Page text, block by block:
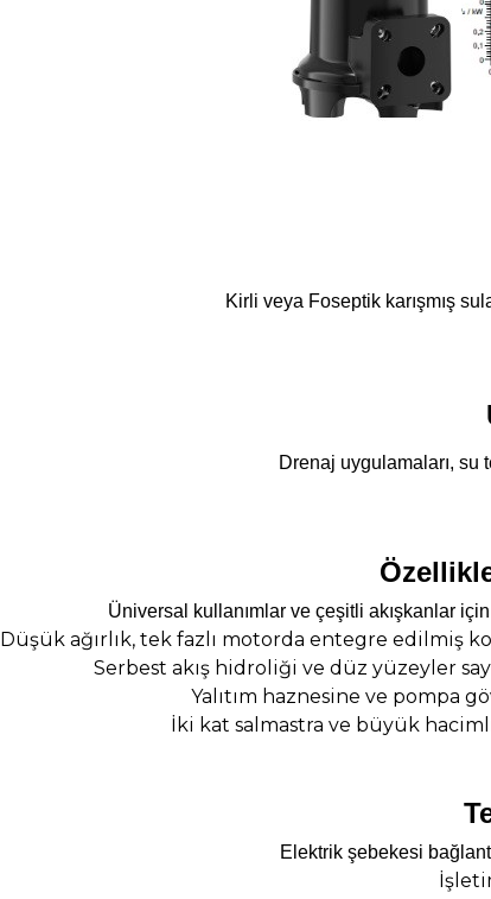
Kirli veya Foseptik karışmış
Drenaj uygulamaları, su
Üniversal kullanımlar ve çeşitli akışkanlar
Düşük ağırlık, tek fazlı motorda entegre edilmiş
Serbest akış hidroliği ve düz yüzeyler
Yalıtım haznesine ve pompa
İki kat salmastra ve büyük hacimli
Elektrik şebekesi